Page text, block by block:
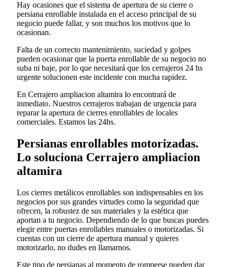
Hay ocasiones que el sistema de apertura de su cierre o
persiana enrollable instalada en el acceso principal de su
negocio puede fallar, y son muchos los motivos que lo
ocasionan.
Falta de un correcto mantenimiento, suciedad y golpes
pueden ocasionar que la puerta enrollable de su negocio no
suba ni baje, por lo que necesitará que los cerrajeros 24 hs
urgente solucionen este incidente con mucha rapidez.
En Cerrajero ampliacion altamira lo encontrará de
inmediato. Nuestros cerrajeros trabajan de urgencia para
reparar la apertura de cierres enrollables de locales
comerciales. Estamos las 24hs.
Persianas enrollables motorizadas.
Lo soluciona Cerrajero ampliacion
altamira
Los cierres metálicos enrollables son indispensables en los
negocios por sus grandes virtudes como la seguridad que
ofrecen, la robustez de sus materiales y la estética que
aportan a tu negocio. Dependiendo de lo que buscas puedes
elegir entre puertas enrollables manuales o motorizadas. Si
cuentas con un cierre de apertura manual y quieres
motorizarlo, no dudes en llamarnos.
Este tipo de persianas al momento de romperse pueden dar